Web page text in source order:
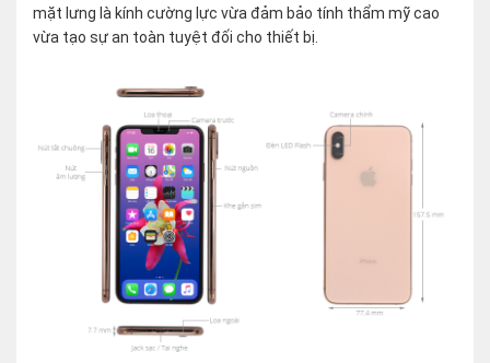
mặt lưng là kính cường lực vừa đảm bảo tính thẩm mỹ cao
vừa tạo sự an toàn tuyệt đối cho thiết bị.